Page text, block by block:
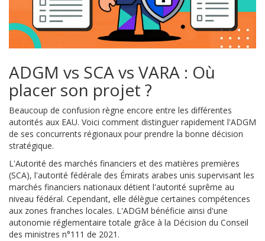
ADGM vs SCA vs VARA : Où
placer son projet ?
Beaucoup de confusion règne encore entre les différentes
autorités aux EAU. Voici comment distinguer rapidement l'ADGM
de ses concurrents régionaux pour prendre la bonne décision
stratégique.
L'Autorité des marchés financiers et des matières premières
(SCA), l'autorité fédérale des Émirats arabes unis supervisant les
marchés financiers nationaux détient l'autorité suprême au
niveau fédéral. Cependant, elle délègue certaines compétences
aux zones franches locales. L'ADGM bénéficie ainsi d'une
autonomie réglementaire totale grâce à la Décision du Conseil
des ministres n°111 de 2021.